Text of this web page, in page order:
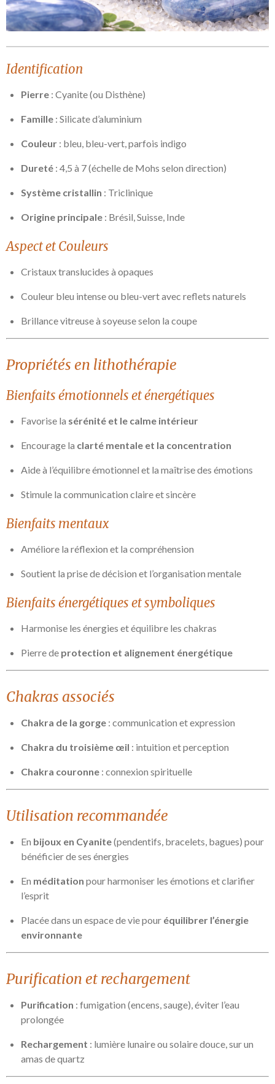
Identification
Pierre : Cyanite (ou Disthène)
Famille : Silicate d’aluminium
Couleur : bleu, bleu-vert, parfois indigo
Dureté : 4,5 à 7 (échelle de Mohs selon direction)
Système cristallin : Triclinique
Origine principale : Brésil, Suisse, Inde
Aspect et Couleurs
Cristaux translucides à opaques
Couleur bleu intense ou bleu-vert avec reflets naturels
Brillance vitreuse à soyeuse selon la coupe
Propriétés en lithothérapie
Bienfaits émotionnels et énergétiques
Favorise la sérénité et le calme intérieur
Encourage la clarté mentale et la concentration
Aide à l’équilibre émotionnel et la maîtrise des émotions
Stimule la communication claire et sincère
Bienfaits mentaux
Améliore la réflexion et la compréhension
Soutient la prise de décision et l’organisation mentale
Bienfaits énergétiques et symboliques
Harmonise les énergies et équilibre les chakras
Pierre de protection et alignement énergétique
Chakras associés
Chakra de la gorge : communication et expression
Chakra du troisième œil : intuition et perception
Chakra couronne : connexion spirituelle
Utilisation recommandée
En bijoux en Cyanite(pendentifs, bracelets, bagues) pour
bénéficier de ses énergies
En méditation pour harmoniser les émotions et clarifier
l’esprit
Placée dans un espace de vie pour équilibrer l’énergie
environnante
Purification et rechargement
Purification : fumigation (encens, sauge), éviter l’eau
prolongée
Rechargement : lumière lunaire ou solaire douce, sur un
amas de quartz